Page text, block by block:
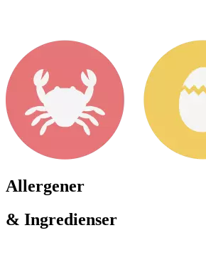
Allergener
& Ingredienser